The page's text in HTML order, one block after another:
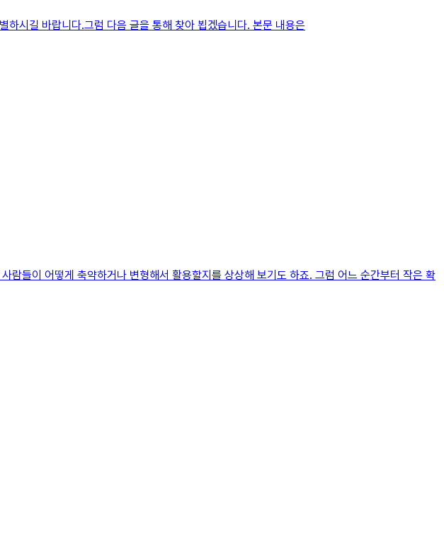
시길 바랍니다.그럼 다음 글을 통해 찾아 뵙겠습니다. 본문 내용은
들이 어떻게 축약하거나 변형해서 활용할지를 상상해 보기도 하죠. 그럼 어느 순간부터 작은 확